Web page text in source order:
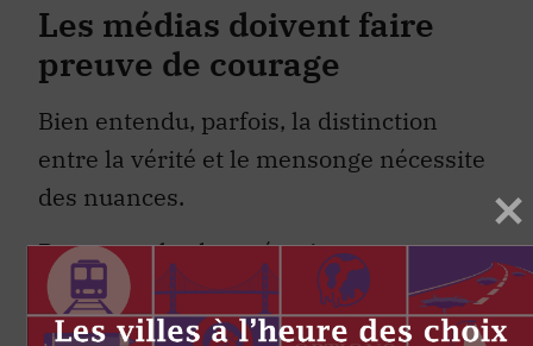
Les médias doivent faire
preuve de courage
Bien entendu, parfois, la distinction
entre la vérité et le mensonge nécessite
des nuances.
Par exemple, deux témoins peuvent
rapporter différemment un même
évènement.Leurs propos peuvent être